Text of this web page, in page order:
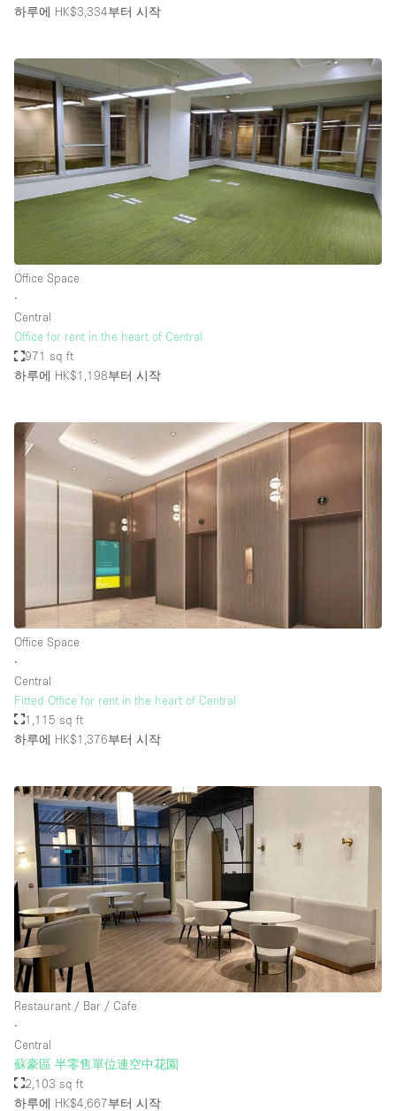
하루에 HK$3,334부터 시작
Office Space
∙
Central
Office for rent in the heart of Central
971 sq ft
하루에 HK$1,198부터 시작
Office Space
∙
Central
Fitted Office for rent in the heart of Central
1,115 sq ft
하루에 HK$1,376부터 시작
Restaurant / Bar / Cafe
∙
Central
蘇豪區 半零售單位連空中花園
2,103 sq ft
하루에 HK$4,667부터 시작